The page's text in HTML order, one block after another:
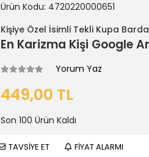
Ürün Kodu: 4720220000651
Kişiye Özel İsimli Tekli Kupa
En Karizma Kişi Google
Yorum Yaz
449,00 TL
Son 100 Ürün Kaldı
TAVSİYE ET FİYAT ALARMI